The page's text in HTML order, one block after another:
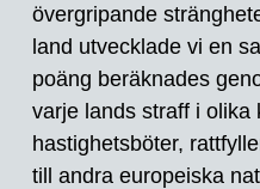
övergripande
land utvecklade vi en
poäng beräknades
varje lands straff i olika
hastighetsböter,
till andra europeiska